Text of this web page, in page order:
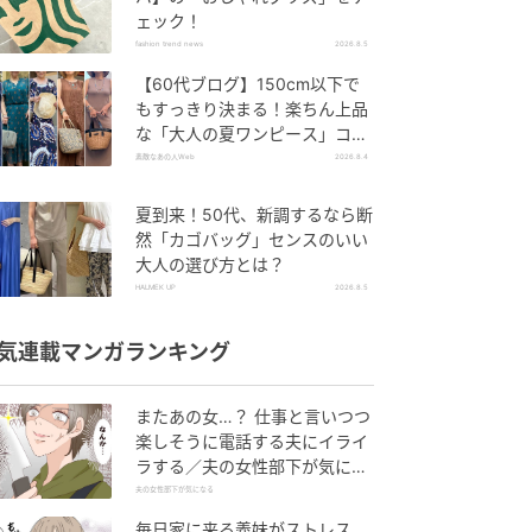
ェック！
fashion trend news 2026.8.5
【60代ブログ】150cm以下で
もすっきり決まる！楽ちん上品
な「大人の夏ワンピース」コー
デ６選
素敵なあの人Web 2026.8.4
夏到来！50代、新調するなら断
然「カゴバッグ」センスのいい
大人の選び方とは？
HALMEK UP 2026.8.5
連載マンガランキング
またあの女…？ 仕事と言いつつ
楽しそうに電話する夫にイライ
ラする／夫の女性部下が気にな
る（1）【夫婦の危機 まんが】
夫の女性部下が気になる